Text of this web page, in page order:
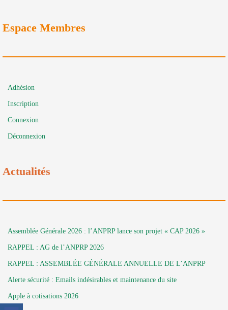
Espace Membres
Adhésion
Inscription
Connexion
Déconnexion
Actualités
Assemblée Générale 2026 : l’ANPRP lance son projet « CAP 2026 »
RAPPEL : AG de l’ANPRP 2026
RAPPEL : ASSEMBLÉE GÉNÉRALE ANNUELLE DE L’ANPRP
Alerte sécurité : Emails indésirables et maintenance du site
Apple à cotisations 2026